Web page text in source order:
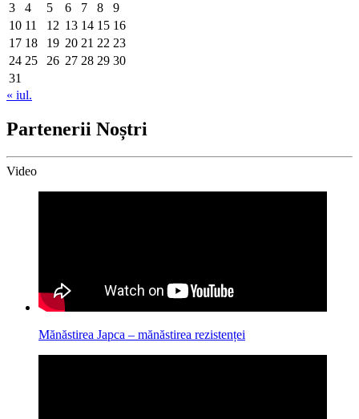
3
4 5 6 7 8
9
10 11 12 13 14 15 16
17 18 19 20 21 22 23
24 25 26 27 28 29 30
31
« iul.
Partenerii Noștri
Video
Mănăstirea Japca – mănăstirea rezistenței